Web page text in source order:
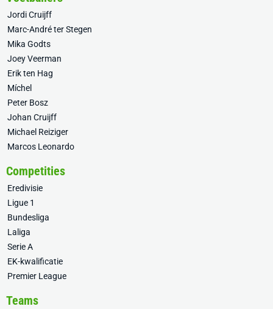
Jordi Cruijff
Marc-André ter Stegen
Mika Godts
Joey Veerman
Erik ten Hag
Míchel
Peter Bosz
Johan Cruijff
Michael Reiziger
Marcos Leonardo
Competities
Eredivisie
Ligue 1
Bundesliga
Laliga
Serie A
EK-kwalificatie
Premier League
Teams